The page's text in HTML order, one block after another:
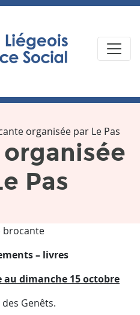
organisée par Le Pas
Pas
brocante
– livres
au dimanche 15 octobre
Genêts.